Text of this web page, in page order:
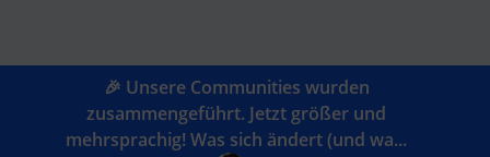
🎉 Unsere Communities wurden
zusammengeführt. Jetzt größer und
mehrsprachig! Was sich ändert (und wa...